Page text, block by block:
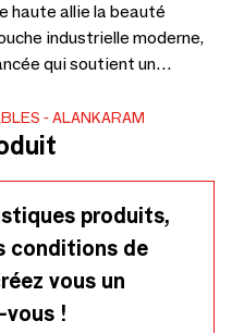
allie la beauté
industrielle moderne,
qui soutient un
présente une incrustation
une touche de
fin des pieds assure une
× 1000 × 750/1050
ALANKARAM
produits,
conditions de
vous un
!